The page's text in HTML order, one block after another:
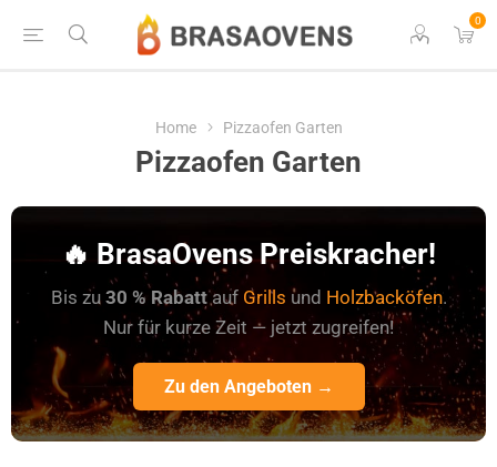
0
Home Pizzaofen Garten
Pizzaofen Garten
🔥 BrasaOvens Preiskracher!
Bis zu 30 % Rabattauf Grills und Holzbacköfen.
Nur für kurze Zeit — jetzt zugreifen!
Zu den Angeboten →